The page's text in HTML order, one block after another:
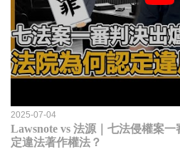
2025-07-04
Lawsnote vs 法源｜七法侵權案
定違法著作權法？